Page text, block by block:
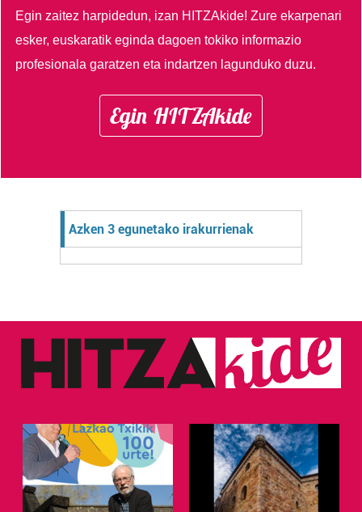
Egin zaitez harpidedun, izan HITZAkide!Zure ekarpenari
esker, euskaratik eginda dagoen tokiko informazio
profesionala garatzen eta indartzen lagunduko duzu.
Egin HITZAkide
Azken 3 egunetako irakurrienak